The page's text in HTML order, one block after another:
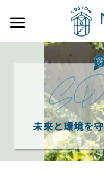
content
未来と環境を